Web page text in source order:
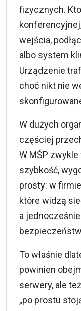
fizycznych.
wejścia,
albo system
Urządzenie
choć nikt nie
W dużych
częściej
W MŚP zwykle
szybkość,
prosty: w
które widzą
a
To właśnie
powinien
serwery, ale
„po prostu